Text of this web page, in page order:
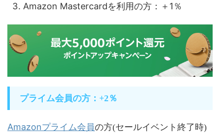
Amazon Mastercardを利用の方：＋1％
プライム会員の方：+2％
Amazonプライム会員の方(セールイベント終了時)